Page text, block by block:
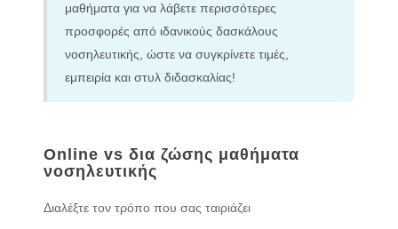
μαθήματα για να λάβετε περισσότερες
προσφορές από ιδανικούς δασκάλους
νοσηλευτικής, ώστε να συγκρίνετε τιμές,
εμπειρία και στυλ διδασκαλίας!
Online vs δια ζώσης μαθήματα
νοσηλευτικής
Διαλέξτε τον τρόπο που σας ταιριάζει